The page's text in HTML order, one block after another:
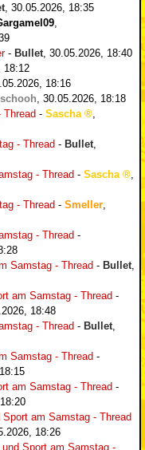
30.05.2026, 18:35
- Bullet 30.05.2026, 18:40
18:12
18:16
30.05.2026, 18:18
Thread - Sascha
- Thread - Bullet
- Thread - Sascha
- Thread - Smeller
- Thread -
Samstag - Thread - Bullet
am Samstag - Thread -
18:48
- Thread - Bullet
Samstag - Thread -
am Samstag - Thread -
Sport am Samstag - Thread
18:26
und Sport am Samstag -